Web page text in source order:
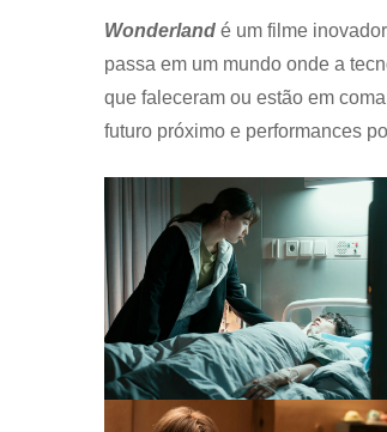
Wonderland é um filme
passa em um mundo onde a
que faleceram ou estão em
futuro próximo e performances